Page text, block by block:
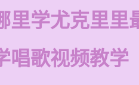
里学尤克里里
唱歌视频教学